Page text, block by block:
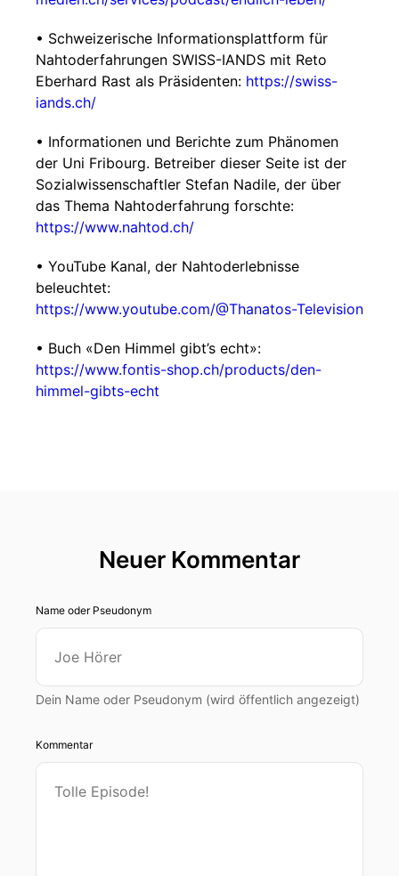
• Schweizerische Informationsplattform für
Nahtoderfahrungen SWISS-IANDS mit Reto
Eberhard Rast als Präsidenten: https://swiss-
iands.ch/
• Informationen und Berichte zum Phänomen
der Uni Fribourg. Betreiber dieser Seite ist der
Sozialwissenschaftler Stefan Nadile, der über
das Thema Nahtoderfahrung forschte:
https://www.nahtod.ch/
• YouTube Kanal, der Nahtoderlebnisse
beleuchtet:
https://www.youtube.com/@Thanatos-Television
• Buch «Den Himmel gibt’s echt»:
https://www.fontis-shop.ch/products/den-
himmel-gibts-echt
Neuer Kommentar
Name oder Pseudonym
Dein Name oder Pseudonym (wird öffentlich angezeigt)
Kommentar